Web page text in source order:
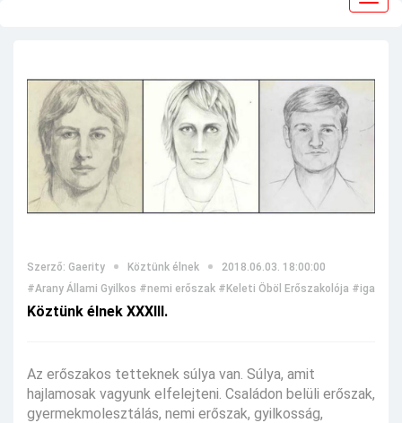
Szerző: Gaerity Köztünk élnek
2018.06.03. 18:00:00
#Arany Állami Gyilkos #nemi erőszak #Keleti Öböl Erőszakolója #igaz
Köztünk élnek XXXIII.
Az erőszakos tetteknek súlya van. Súlya, amit
hajlamosak vagyunk elfelejteni. Családon belüli erőszak,
gyermekmolesztálás, nemi erőszak, gyilkosság,